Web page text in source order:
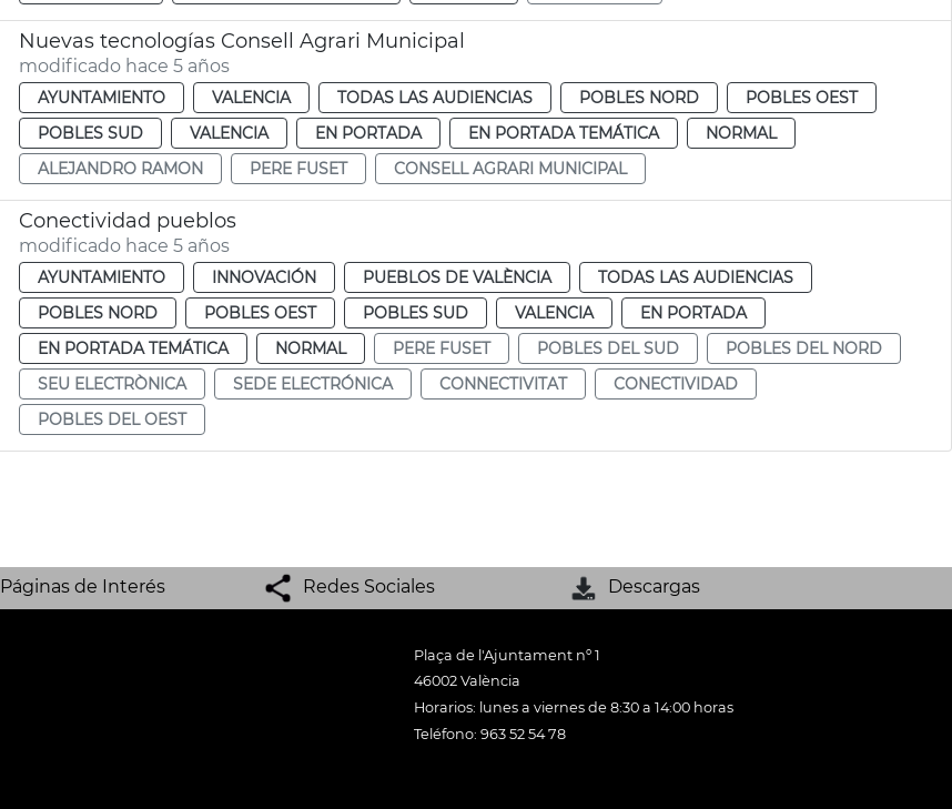
Nuevas tecnologías Consell Agrari Municipal
modificado hace 5 años
AYUNTAMIENTO VALENCIA TODAS LAS AUDIENCIAS POBLES NORD
POBLES OEST
POBLES SUD
VALENCIA EN PORTADA EN PORTADA TEMÁTICA
NORMAL
ALEJANDRO RAMON
PERE FUSET CONSELL AGRARI MUNICIPAL
Conectividad pueblos
modificado hace 5 años
AYUNTAMIENTO INNOVACIÓN PUEBLOS DE VALÈNCIA
TODAS LAS AUDIENCIAS
POBLES NORD
POBLES OEST POBLES SUD VALENCIA
EN PORTADA
EN PORTADA TEMÁTICA
NORMAL PERE FUSET POBLES DEL SUD
POBLES DEL NORD
SEU ELECTRÒNICA
SEDE ELECTRÓNICA CONNECTIVITAT
CONECTIVIDAD
POBLES DEL OEST
Páginas de Interés Redes Sociales Descargas
Plaça de l'Ajuntament nº 1
46002 València
Horarios: lunes a viernes de 8:30 a 14:00 horas
Teléfono: 963 52 54 78